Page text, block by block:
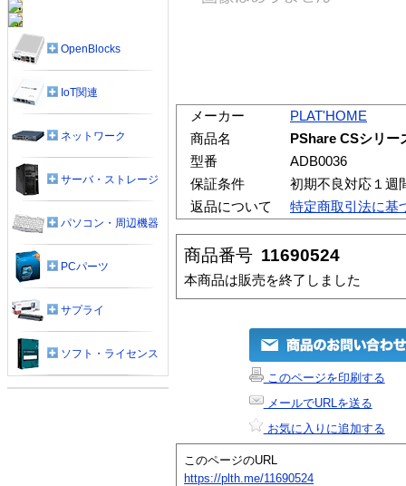
メーカー
PLAT'HOME
商品名
PShare CSシリー
型番
ADB0036
保証条件
初期不良対応１週
返品について
特定商取引法に基
商品番号 11690524
本商品は販売を終了しました
このページを印刷する
メールでURLを送る
お気に入りに追加する
このページのURL
https://plth.me/11690524
OpenBlocks
IoT関連
ネットワーク
サーバ・ストレージ
パソコン・周辺機器
PCパーツ
サプライ
ソフト・ライセンス